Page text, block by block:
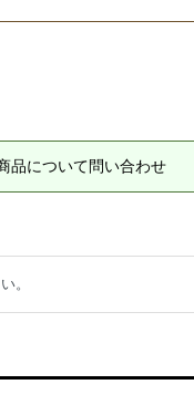
品について問い合わせ
。